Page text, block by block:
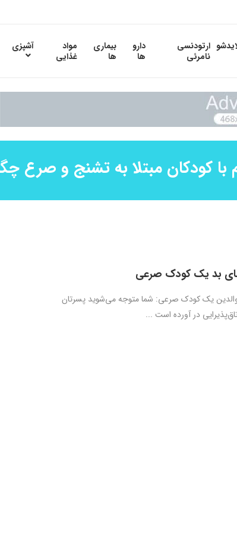
ارتودنسی
نامرئی
دارو
ها
بیماری
ها
مواد
غذایی
آشپزی
با کودکان مبتلا به تشنج و صرع
بد یک کودک صرعی
یک کودک صرعی: شما متوجه می‌شوید پسرتان
در آورده است ...